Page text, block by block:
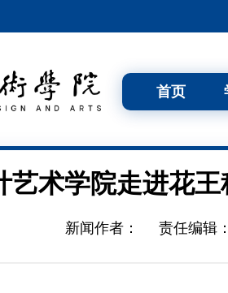
首页
艺术学院走进花
新闻作者： 责任编辑